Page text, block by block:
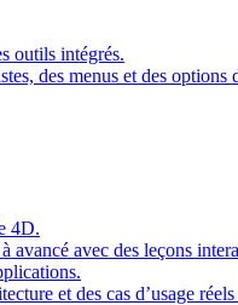
outils intégrés.
des menus et des options
4D.
avancé avec des leçons
et des cas d’usage